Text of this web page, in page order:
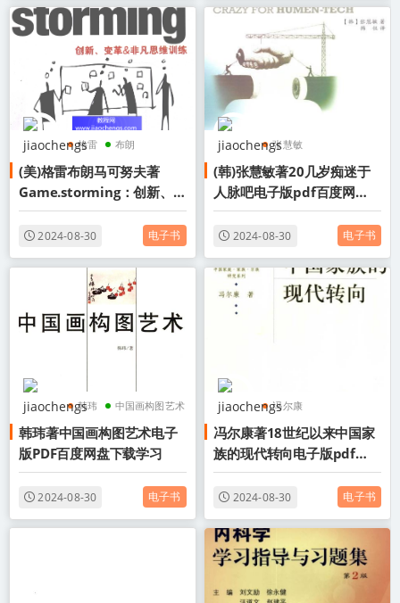
格雷 布朗
马可努夫
(美)格雷布朗马可努夫著
Game.storming：创新、变
革&非凡思维训练电子版pdf
百度网盘下载学习
2024-08-30 电子书
张慧敏
20几岁痴迷于人脉吧
20几岁痴迷于人脉吧电
子版
(韩)张慧敏著20几岁痴迷于
人脉吧电子版pdf百度网盘
下载学习
2024-08-30 电子书
韩玮 中国画构图艺术
中国画构图艺术电子版
韩玮著中国画构图艺术电子
版PDF百度网盘下载学习
2024-08-30 电子书
冯尔康
18世纪以来中国家族的
现代转向
18世纪以来中国家族的
现代转向电子版
冯尔康著18世纪以来中国家
族的现代转向电子版pdf百
度网盘下载学习
2024-08-30 电子书